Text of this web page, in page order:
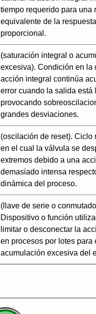
tiempo requerido para una
equivalente de la respuesta
proporcional.
(saturación integral o
excesiva). Condición en la
acción integral continúa
error cuando la salida está
provocando
grandes desviaciones.
(oscilación de reset). Ciclo
en el cual la válvula se
extremos debido a una
demasiado intensa
dinámica del proceso.
(llave de serie o
Dispositivo o función
limitar o desconectar la
en procesos por lotes para
acumulación excesiva del